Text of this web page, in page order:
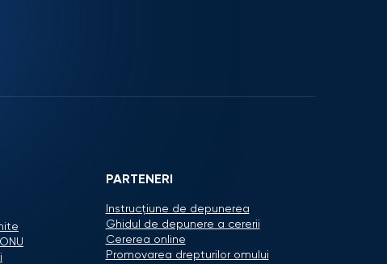
PARTENERI
Instrucțiune de depunerea
Ghidul de depunere a cererii
Cererea online
Promovarea drepturilor omului